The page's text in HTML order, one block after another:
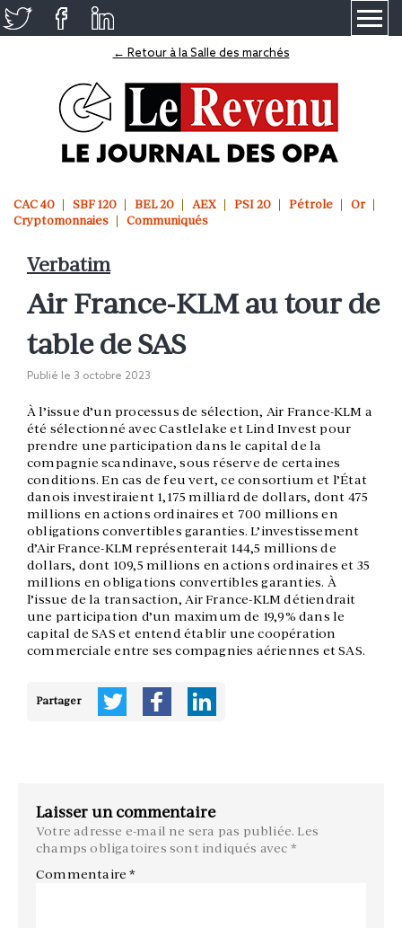
← Retour à la Salle des marchés
CAC 40 SBF 120 BEL 20 AEX PSI 20 Pétrole
Or
Cryptomonnaies
Communiqués
Verbatim
Air France-KLM au tour de
table de SAS
Publié le 3 octobre 2023
À l’issue d’un processus de sélection, Air France-KLM a
été sélectionné avec Castlelake et Lind Invest pour
prendre une participation dans le capital de la
compagnie scandinave, sous réserve de certaines
conditions. En cas de feu vert, ce consortium et l’État
danois investiraient 1,175 milliard de dollars, dont 475
millions en actions ordinaires et 700 millions en
obligations convertibles garanties. L’investissement
d’Air France-KLM représenterait 144,5 millions de
dollars, dont 109,5 millions en actions ordinaires et 35
millions en obligations convertibles garanties. À
l’issue de la transaction, Air France-KLM détiendrait
une participation d’un maximum de 19,9% dans le
capital de SAS et entend établir une coopération
commerciale entre ses compagnies aériennes et SAS.
Partager
Laisser un commentaire
Votre adresse e-mail ne sera pas publiée. Les
champs obligatoires sont indiqués avec *
Commentaire*